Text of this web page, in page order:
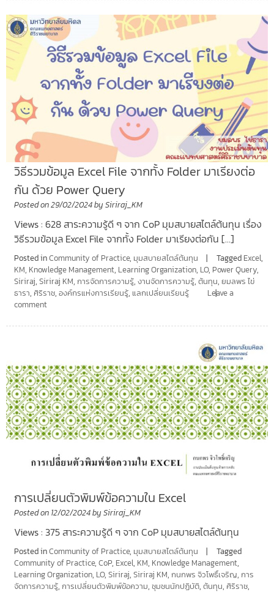
วิธีรวมข้อมูล Excel File จากทั้ง Folder มาเรียงต่อ
กัน ด้วย Power Query
Posted on29/02/2024by Siriraj_KM
Views : 628 สาระความรู้ดี ๆ จาก CoP มุมสบายสไตล์ต้นทุน เรื่อง
วิธีรวมข้อมูล Excel File จากทั้ง Folder มาเรียงต่อกัน […]
Posted inCommunity of Practice, มุมสบายสไตล์ต้นทุน Tagged Excel,
KM, Knowledge Management, Learning Organization, LO, Power Query,
Siriraj, Siriraj KM, การจัดการความรู้, งานจัดการความรู้, ต้นทุน, ยมลพร ไข่
ธารา, ศิริราช, องค์กรแห่งการเรียนรู้, แลกเปลี่ยนเรียนรู้
Leave a
comment
การเปลี่ยนตัวพิมพ์ข้อความใน Excel
Posted on 12/02/2024by Siriraj_KM
Views : 375 สาระความรู้ดี ๆ จาก CoP มุมสบายสไตล์ต้นทุน
Posted inCommunity of Practice, มุมสบายสไตล์ต้นทุน
Tagged
Community of Practice, CoP, Excel, KM, Knowledge Management,
Learning Organization, LO, Siriraj, Siriraj KM, กนกพร จิวโพธิ์เจริญ, การ
จัดการความรู้, การเปลี่ยนตัวพิมพ์ข้อความ, ชุมชนนักปฏิบัติ, ต้นทุน, ศิริราช,